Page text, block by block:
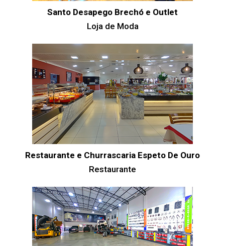
Santo Desapego Brechó e Outlet
Loja de Moda
Restaurante e Churrascaria Espeto De Ouro
Restaurante